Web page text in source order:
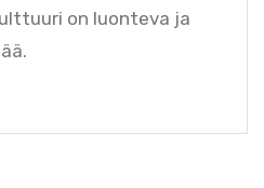
on luonteva ja